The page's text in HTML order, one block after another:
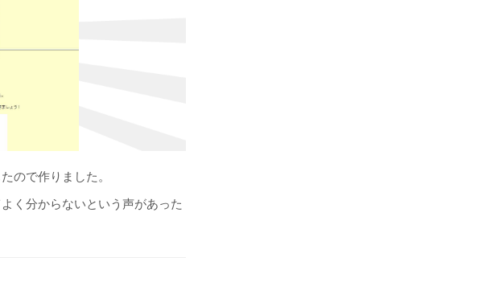
ので作りました。
く分からないという声があった